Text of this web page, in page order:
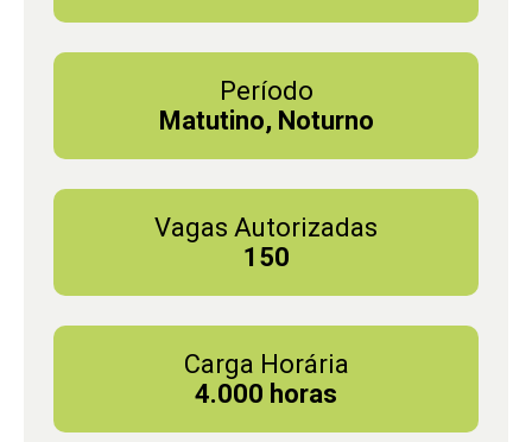
Período
Matutino, Noturno
Vagas Autorizadas
150
Carga Horária
4.000 horas